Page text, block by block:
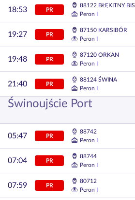
18:53 PR
88122 BŁĘKITNY BIS
Peron I
19:27 PR
87150 KARSIBÓR
Peron I
19:48 PR
87120 ORKAN
Peron I
21:40 PR
88124 ŚWINA
Peron I
Świnoujście Port
05:47 PR
88742
Peron I
07:04 PR
88744
Peron I
07:59 PR
80712
Peron I